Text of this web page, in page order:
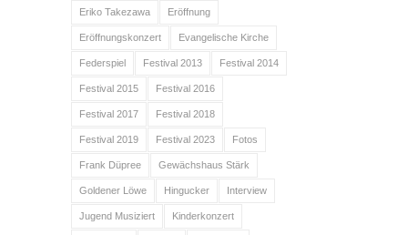
Eriko Takezawa Eröffnung
Eröffnungskonzert Evangelische Kirche
Federspiel Festival 2013 Festival 2014
Festival 2015 Festival 2016
Festival 2017 Festival 2018
Festival 2019 Festival 2023 Fotos
Frank Düpree Gewächshaus Stärk
Goldener Löwe Hingucker Interview
Jugend Musiziert Kinderkonzert